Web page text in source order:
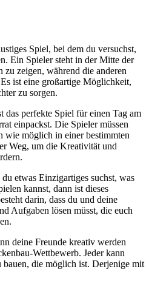
Spiel, bei dem du versuchst,
Ein Spieler steht in der Mitte der
zeigen, während die anderen
ist eine großartige Möglichkeit,
zu sorgen.
das perfekte Spiel für einen Tag am
einpackst. Die Spieler müssen
wie möglich in einer bestimmten
Weg, um die Kreativität und
du etwas Einzigartiges suchst, was
kannst, dann ist dieses
darin, dass du und deine
Aufgaben lösen müsst, die euch
deine Freunde kreativ werden
Wettbewerb. Jeder kann
bauen, die möglich ist. Derjenige mit